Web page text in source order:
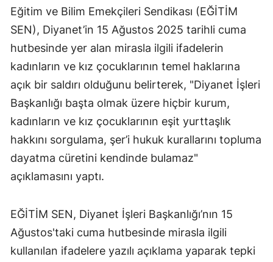
Eğitim ve Bilim Emekçileri Sendikası (EĞİTİM
SEN), Diyanet’in 15 Ağustos 2025 tarihli cuma
hutbesinde yer alan mirasla ilgili ifadelerin
kadınların ve kız çocuklarının temel haklarına
açık bir saldırı olduğunu belirterek, "Diyanet İşleri
Başkanlığı başta olmak üzere hiçbir kurum,
kadınların ve kız çocuklarının eşit yurttaşlık
hakkını sorgulama, şer’i hukuk kurallarını topluma
dayatma cüretini kendinde bulamaz"
açıklamasını yaptı.
EĞİTİM SEN, Diyanet İşleri Başkanlığı’nın 15
Ağustos'taki cuma hutbesinde mirasla ilgili
kullanılan ifadelere yazılı açıklama yaparak tepki